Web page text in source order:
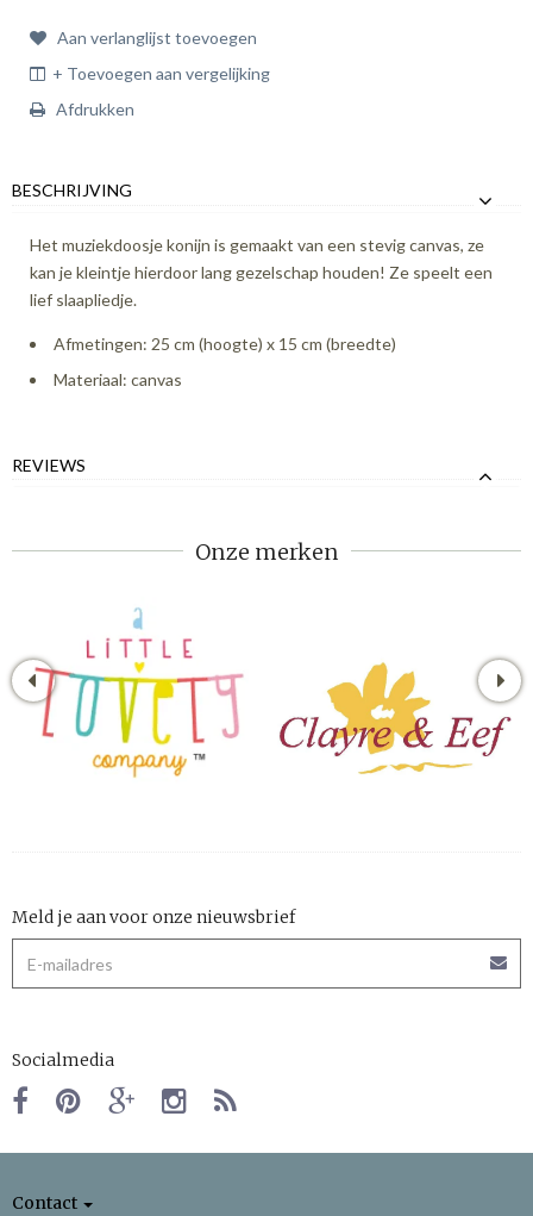
Aan verlanglijst toevoegen
+ Toevoegen aan vergelijking
Afdrukken
BESCHRIJVING
Het muziekdoosje konijn is gemaakt van een stevig canvas, ze
kan je kleintje hierdoor lang gezelschap houden! Ze speelt een
lief slaapliedje.
Afmetingen: 25 cm (hoogte) x 15 cm (breedte)
Materiaal: canvas
REVIEWS
Onze merken
Meld je aan voor onze nieuwsbrief
Socialmedia
Contact